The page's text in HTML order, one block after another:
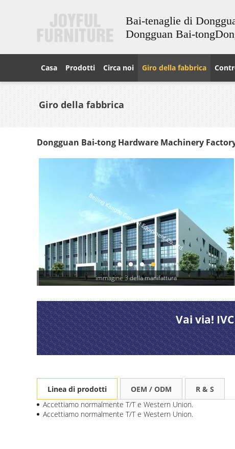
Bai-tenaglie di
Dongguan Bai-
Casa Prodotti Circa noi Giro della fabbrica
Giro della fabbrica
Dongguan Bai-tong Hardware Machinery
immagine 3 della manifattura
Vai via!
Linea di prodotti OEM / ODM
R & S
Accettiamo normalmente T/T e Western Union.
Accettiamo normalmente T/T e Western Union.